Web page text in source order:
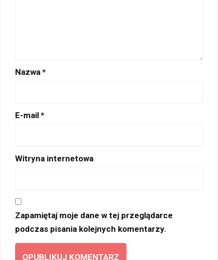
Nazwa *
E-mail *
Witryna internetowa
Zapamiętaj moje dane w tej przeglądarce
podczas pisania kolejnych komentarzy.